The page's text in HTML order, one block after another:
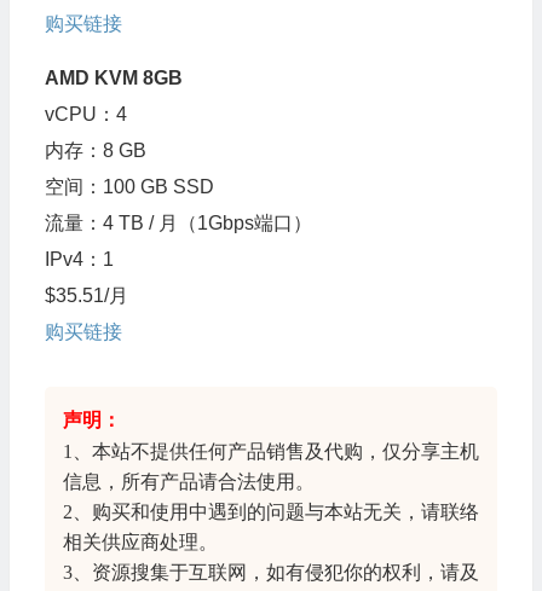
购买链接
AMD KVM 8GB
vCPU：4
内存：8 GB
空间：100 GB SSD
流量：4 TB / 月（1Gbps端口）
IPv4：1
$35.51/月
购买链接
声明：
1、本站不提供任何产品销售及代购，仅分享主机
信息 ，所有产品请合法使用。
2、购买和使用中遇到的问题与本站无关，请联络
相关供应商处理。
3、资源搜集于互联网，如有侵犯你的权利，请及